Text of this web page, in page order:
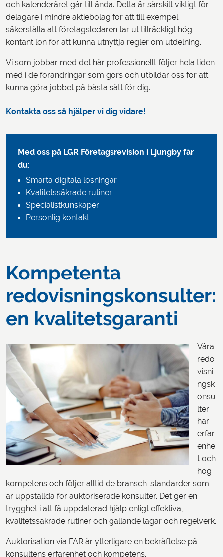
och kalenderåret går till ända. Detta är särskilt viktigt för
delägare i mindre aktiebolag för att till exempel
säkerställa att företagsledaren tar ut tillräckligt hög
kontant lön för att kunna utnyttja regler om utdelning.
Vi som jobbar med det här professionellt följer hela tiden
med i de förändringar som görs och utbildar oss för att
kunna göra jobbet på bästa sätt för dig.
Kontakta oss så hjälper vi dig vidare!
Med oss på LGR Företagsrevision i Ljungby får
du:
Smarta digitala lösningar
Kvalitetssäkrade rutiner
Specialistkunskaper
Personlig kontakt
Kompetenta
redovisningskonsulter:
en kvalitetsgaranti
Våra
redo
visni
ngsk
onsu
lter
har
erfar
enhe
t och
hög
kompetens och följer alltid de bransch-standarder som
är uppställda för auktoriserade konsulter. Det ger en
trygghet i att få uppdaterad hjälp enligt effektiva,
kvalitetssäkrade rutiner och gällande lagar och regelverk.
Auktorisation via FAR är ytterligare en bekräftelse på
konsultens erfarenhet och kompetens.